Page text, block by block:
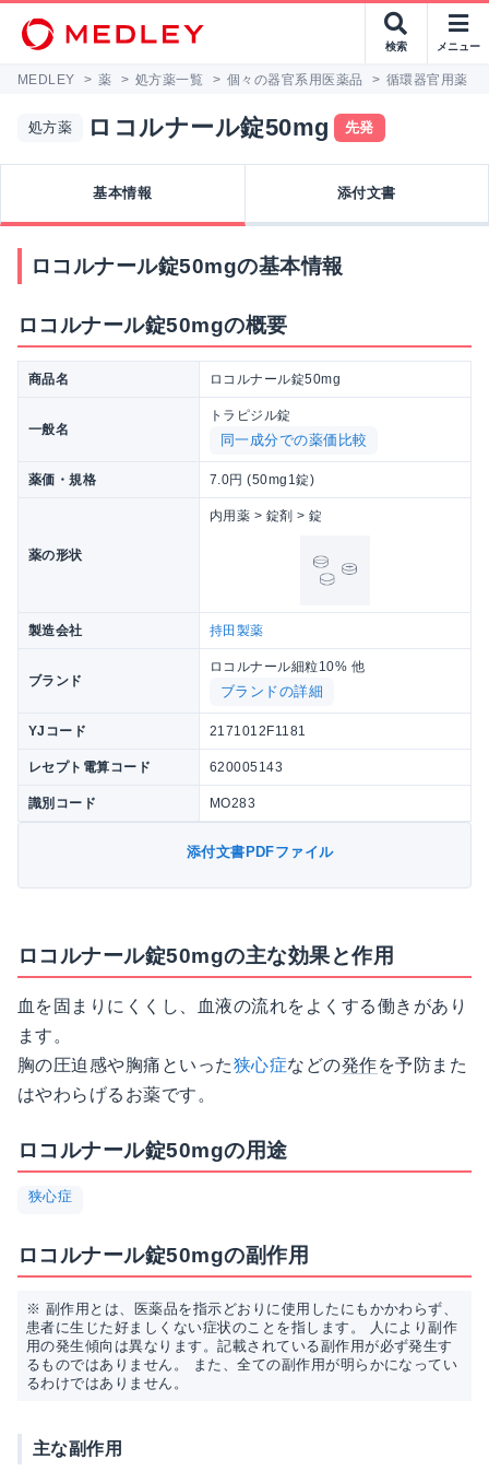
検索 メニュー
MEDLEY > 薬 > 処方薬一覧 > 個々の器官系用医薬品 > 循環器官用薬
処方薬 ロコルナール錠50mg 先発
基本情報 添付文書
ロコルナール錠50mgの基本情報
ロコルナール錠50mgの概要
商品名 ロコルナール錠50mg
一般名
トラピジル錠
同一成分での薬価比較
薬価・規格 7.0円 (50mg1錠)
薬の形状
内用薬 > 錠剤 > 錠
製造会社 持田製薬
ブランド
ロコルナール細粒10% 他
ブランドの詳細
YJコード 2171012F1181
レセプト電算コード 620005143
識別コード MO283
添付文書PDFファイル
ロコルナール錠50mgの主な効果と作用
血を固まりにくくし、血液の流れをよくする働きがあり
ます。
胸の圧迫感や胸痛といった狭心症などの発作を予防また
はやわらげるお薬です。
ロコルナール錠50mgの用途
狭心症
ロコルナール錠50mgの副作用
※ 副作用とは、医薬品を指示どおりに使用したにもかかわらず、
患者に生じた好ましくない症状のことを指します。 人により副作
用の発生傾向は異なります。記載されている副作用が必ず発生す
るものではありません。 また、全ての副作用が明らかになってい
るわけではありません。
主な副作用